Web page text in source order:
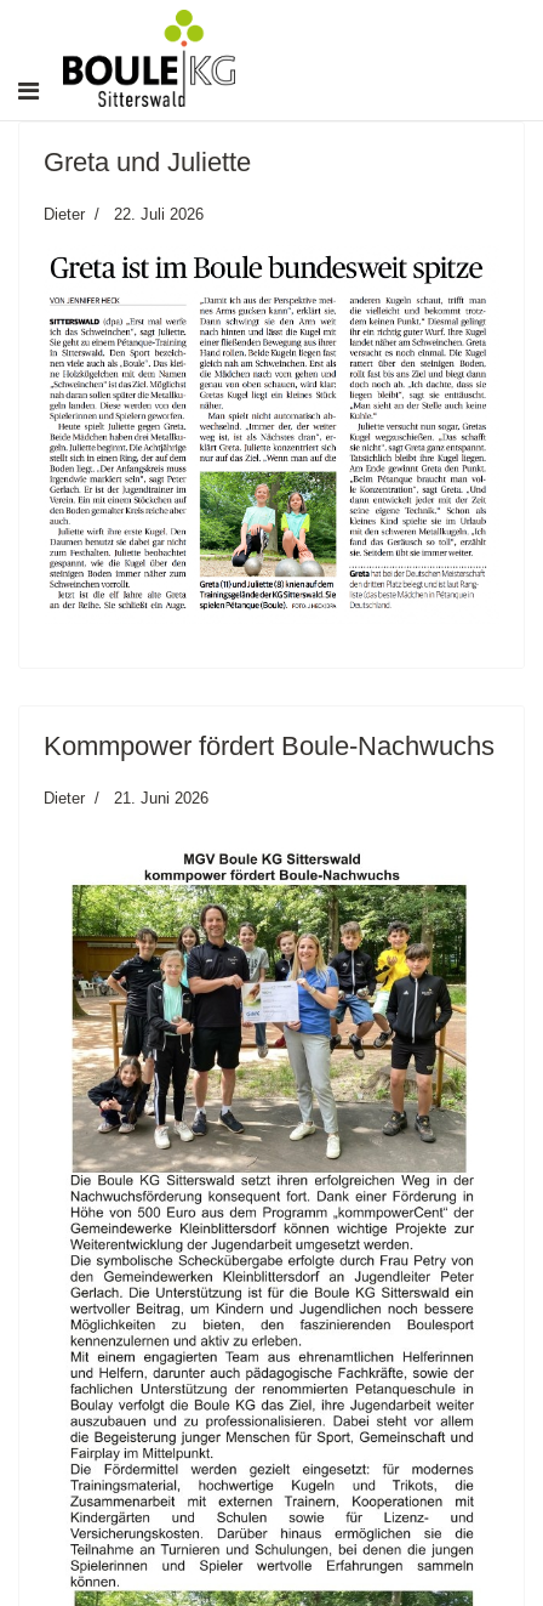
Greta und Juliette
Dieter 22. Juli 2026
Kommpower fördert Boule-Nachwuchs
Dieter 21. Juni 2026